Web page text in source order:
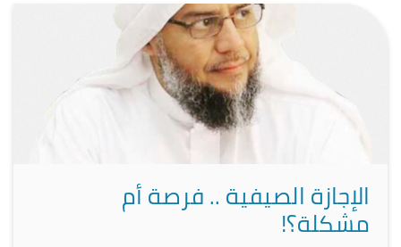
الإجازة الصيفية .. فرصة أم
مشكلة؟!